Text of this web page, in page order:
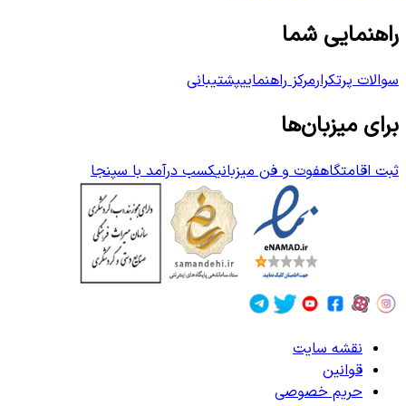
راهنمایی شما
سوالات پرتکرارمرکز راهنماییپشتیبانی
برای میزبان‌ها
ثبت اقامتگاهفوت و فن میزبانیکسب درآمد با سپنجا
نقشه سایت
قوانین
حریم خصوصی